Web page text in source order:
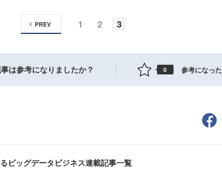
1 2 3
PREV
は参考になりましたか？ 0 参考になった
ビッグデータビジネス連載記事一覧